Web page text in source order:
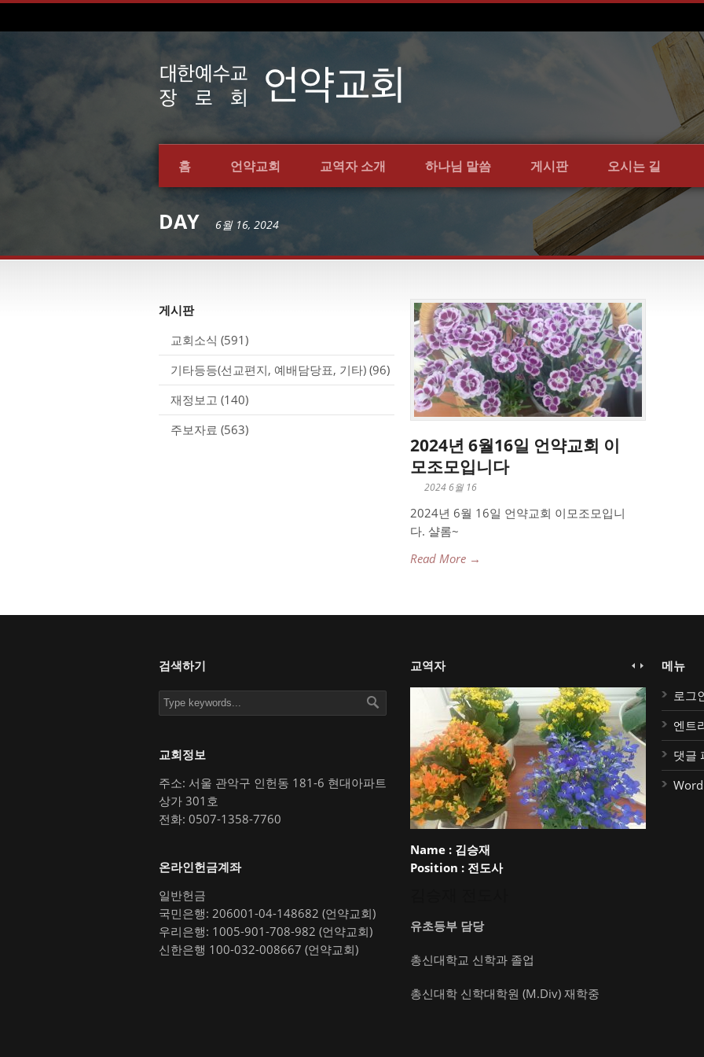
홈 언약교회 교역자 소개 하나님 말씀 게시판 오시는 길
DAY 6월 16, 2024
2024년 6월16일 언약교회 이
모조모입니다
2024 6월 16
2024년 6월 16일 언약교회 이모조모입니
다. 샬롬~
Read More →
게시판
교회소식 (591)
기타등등(선교편지, 예배담당표, 기타) (96)
재정보고 (140)
주보자료 (563)
검색하기
교회정보
주소: 서울 관악구 인헌동 181-6 현대아파트
상가 301호
전화: 0507-1358-7760
온라인헌금계좌
일반헌금
국민은행: 206001-04-148682 (언약교회)
우리은행: 1005-901-708-982 (언약교회)
신한은행 100-032-008667 (언약교회)
교역자
Name :김승재
Position :전도사
유초등부 담당
총신대학교 신학과 졸업
총신대학 신학대학원 (M.Div) 재학중
메뉴
로그
엔트
댓글